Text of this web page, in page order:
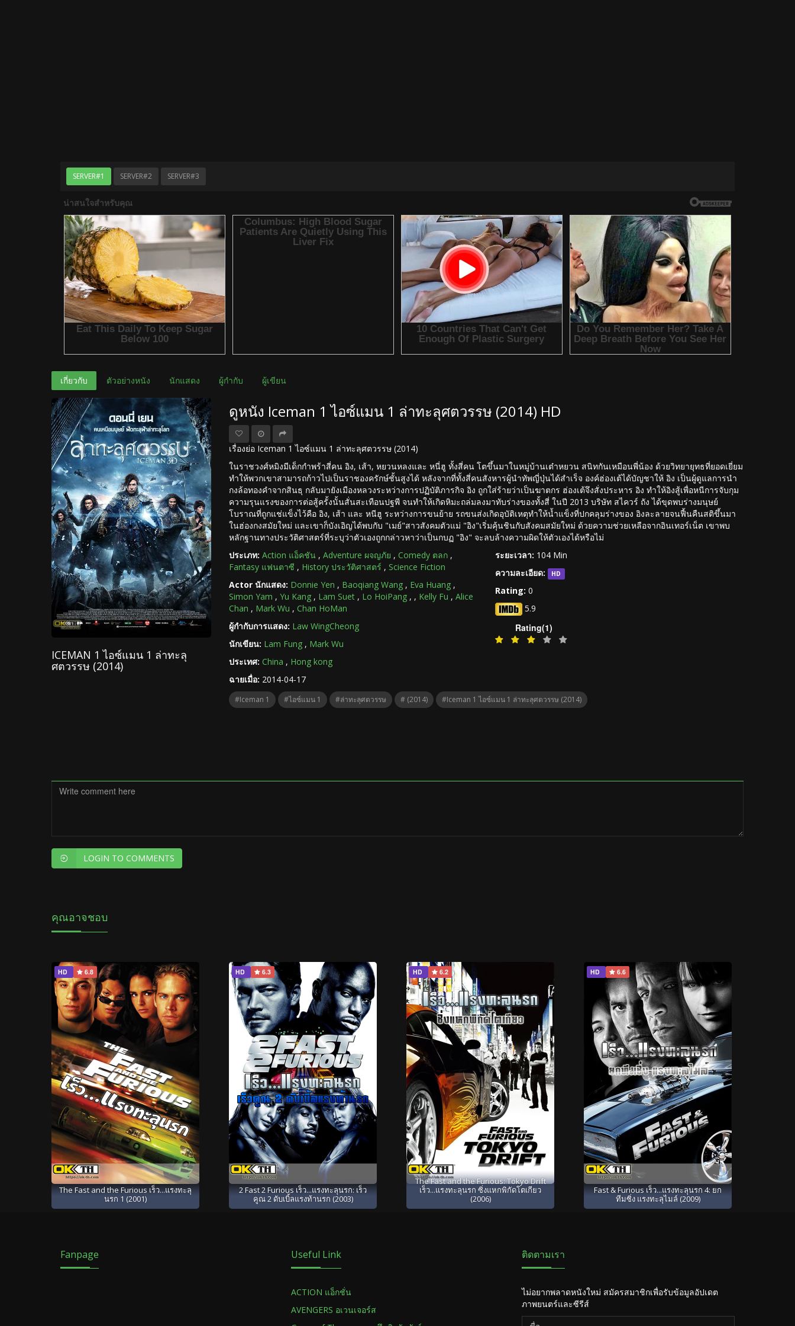
SERVER#1 SERVER#2 SERVER#3
เกี่ยวกับ ตัวอย่างหนัง นักแสดง ผู้กำกับ ผู้เขียน
ICEMAN 1 ไอซ์แมน 1 ล่าทะลุ
ศตวรรษ (2014)
ดูหนัง Iceman 1 ไอซ์แมน 1 ล่าทะลุศตวรรษ (2014) HD
เรื่องย่อ Iceman 1 ไอซ์แมน 1 ล่าทะลุศตวรรษ (2014)
ในราชวงศ์หมิงมีเด็กกำพร้าสี่คน อิง, เส้า, หยวนหลงและ หนี่ฮู ทั้งสี่คน โตขึ้นมาในหมู่บ้านเต๋าหยวน สนิทกันเหมือนพี่น้อง ด้วยวิทยายุทธที่ยอดเยี่ยม
ทำให้พวกเขาสามารถก้าวไปเป็นราชองครักษ์ชั้นสูงได้ หลังจากที่ทั้งสี่คนสังหารผู้นำทัพญี่ปุ่นได้สำเร็จ องค์ฮ่องเต้ได้บัญชาให้ อิง เป็นผู้ดูแลการนำ
กงล้อทองคำจากสินธุ กลับมายังเมืองหลวงระหว่างการปฏิบัติภารกิจ อิง ถูกใส่ร้ายว่าเป็นฆาตกร ฮ่องเต้จึงสั่งประหาร อิง ทำให้อิงสู้เพื่อหนีการจับกุม
ความรุนแรงของการต่อสู้ครั้งนั้นสั่นสะเทือนปฐพี จนทำให้เกิดหิมะถล่มลงมาทับร่างของทั้งสี่ ในปี 2013 บริษัท สไควร์ ถัง ได้ขุดพบร่างมนุษย์
โบราณที่ถูกแช่แข็งไว้คือ อิง, เส้า และ หนีฮู ระหว่างการขนย้าย รถขนส่งเกิดอุบัติเหตุทำให้น้ำแข็งที่ปกคลุมร่างของ อิงละลายจนฟื้นคืนสติขึ้นมา
ในฮ่องกงสมัยใหม่ และเขาก็บังเอิญได้พบกับ "เมย์"สาวสังคมตัวแม่ "อิง"เริ่มคุ้นชินกับสังคมสมัยใหม่ ด้วยความช่วยเหลือจากอินเทอร์เน็ต เขาพบ
หลักฐานทางประวัติศาสตร์ที่ระบุว่าตัวเองถูกกล่าวหาว่าเป็นกบฏ "อิง" จะลบล้างความผิดให้ตัวเองได้หรือไม่
ประเภท: Action แอ็คชัน , Adventure ผจญภัย , Comedy ตลก ,
Fantasy แฟนตาซี , History ประวัติศาสตร์ , Science Fiction
Actor นักแสดง: Donnie Yen , Baoqiang Wang , Eva Huang ,
Simon Yam , Yu Kang , Lam Suet , Lo HoiPang , , Kelly Fu , Alice
Chan , Mark Wu , Chan HoMan
ผู้กำกับการแสดง: Law WingCheong
นักเขียน: Lam Fung , Mark Wu
ประเทศ: China , Hong kong
ฉายเมื่อ: 2014-04-17
ระยะเวลา: 104 Min
ความละเอียด:
HD
Rating: 0
5.9
Rating(1)
#Iceman 1 #ไอซ์แมน 1 #ล่าทะลุศตวรรษ # (2014) #Iceman 1 ไอซ์แมน 1 ล่าทะลุศตวรรษ (2014)
LOGIN TO COMMENTS
คุณอาจชอบ
HD 6.8
The Fast and the Furious เร็ว...แรงทะลุ
นรก 1 (2001)
HD 6.3
2 Fast 2 Furious เร็ว...แรงทะลุนรก: เร็ว
คูณ 2 ดับเบิ้ลแรงท้านรก (2003)
HD 6.2
The Fast and the Furious: Tokyo Drift
เร็ว...แรงทะลุนรก ซิ่งแหกพิกัดโตเกียว
(2006)
HD 6.6
Fast & Furious เร็ว...แรงทะลุนรก 4: ยก
ทีมซิ่ง แรงทะลุไมล์ (2009)
Fanpage Useful Link
ACTION แอ็กชั่น
AVENGERS อเวนเจอร์ส
ติดตามเรา
ไม่อยากพลาดหนังใหม่ สมัครสมาชิกเพื่อรับข้อมูลอัปเดต
ภาพยนตร์และซีรีส์